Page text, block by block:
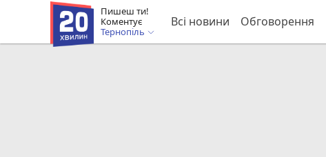
Пишеш ти!
Коментує
Тернопіль
Всі новини Обговорення